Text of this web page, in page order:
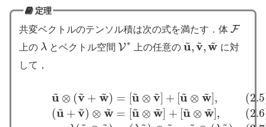
定理
共変ベクトルのテンソル積は次の式を満たす．体 F
F
上の λ
λ とベクトル空間 V∗
V∗ 上の任意のu
~,v
~,w
~
u~ ,v~ ,w~に対
して，
u
~ ⊗ (v
~ + w
~)
(u
~ + v
~) ⊗ w
~
= [u
~ ⊗ v
~] + [u
~ ⊗ w
~],
= [u
~ ⊗ w
~] + [u
~ ⊗ w
~],
⊗(v ~+ w~) =[u~⊗v ~]+ u~ ⊗w ~] (2.6)(u ~+ v~) ~ ⊗w